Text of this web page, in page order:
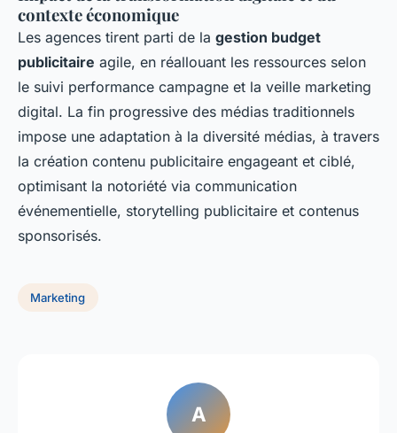
contexte économique
Les agences tirent parti de la gestion budget
publicitaire agile, en réallouant les ressources selon
le suivi performance campagne et la veille marketing
digital. La fin progressive des médias traditionnels
impose une adaptation à la diversité médias, à travers
la création contenu publicitaire engageant et ciblé,
optimisant la notoriété via communication
événementielle, storytelling publicitaire et contenus
sponsorisés.
Marketing
A